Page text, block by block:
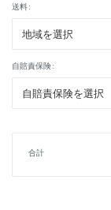
送料 :
自賠責保険 :
合計